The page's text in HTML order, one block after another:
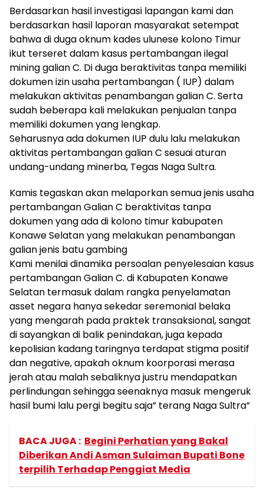
Berdasarkan hasil investigasi lapangan kami dan
berdasarkan hasil laporan masyarakat setempat
bahwa di duga oknum kades ulunese kolono Timur
ikut terseret dalam kasus pertambangan ilegal
mining galian C. Di duga beraktivitas tanpa memiliki
dokumen izin usaha pertambangan ( IUP) dalam
melakukan aktivitas penambangan galian C. Serta
sudah beberapa kali melakukan penjualan tanpa
memiliki dokumen yang lengkap.
Seharusnya ada dokumen IUP dulu lalu melakukan
aktivitas pertambangan galian C sesuai aturan
undang-undang minerba, Tegas Naga Sultra.
Kamis tegaskan akan melaporkan semua jenis usaha
pertambangan Galian C beraktivitas tanpa
dokumen yang ada di kolono timur kabupaten
Konawe Selatan yang melakukan penambangan
galian jenis batu gambing
Kami menilai dinamika persoalan penyelesaian kasus
pertambangan Galian C. di Kabupaten Konawe
Selatan termasuk dalam rangka penyelamatan
asset negara hanya sekedar seremonial belaka
yang mengarah pada praktek transaksional, sangat
di sayangkan di balik penindakan, juga kepada
kepolisian kadang taringnya terdapat stigma positif
dan negative, apakah oknum koorporasi merasa
jerah atau malah sebaliknya justru mendapatkan
perlindungan sehingga seenaknya masuk mengeruk
hasil bumi lalu pergi begitu saja” terang Naga Sultra”
BACA JUGA : Begini Perhatian yang Bakal
Diberikan Andi Asman Sulaiman Bupati Bone
terpilih Terhadap Penggiat Media